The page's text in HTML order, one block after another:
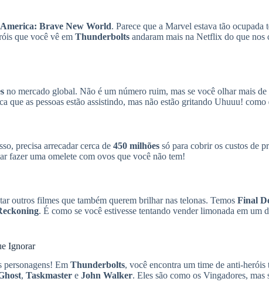
Brave New World. Parece que a Marvel estava tão
que você vê em Thunderbolts andaram mais na Netflix do que nos
no mercado global. Não é um número ruim, mas se você olhar mais
que as pessoas estão assistindo, mas não estão gritando Uhuuu! como
precisa arrecadar cerca de 450 milhões só para cobrir os custos de
fazer uma omelete com ovos que você não tem!
outros filmes que também querem brilhar nas telonas. Temos Final
. É como se você estivesse tentando vender limonada em um
Ignorar
personagens! Em Thunderbolts, você encontra um time de anti-
, Taskmaster e John Walker. Eles são como os Vingadores,